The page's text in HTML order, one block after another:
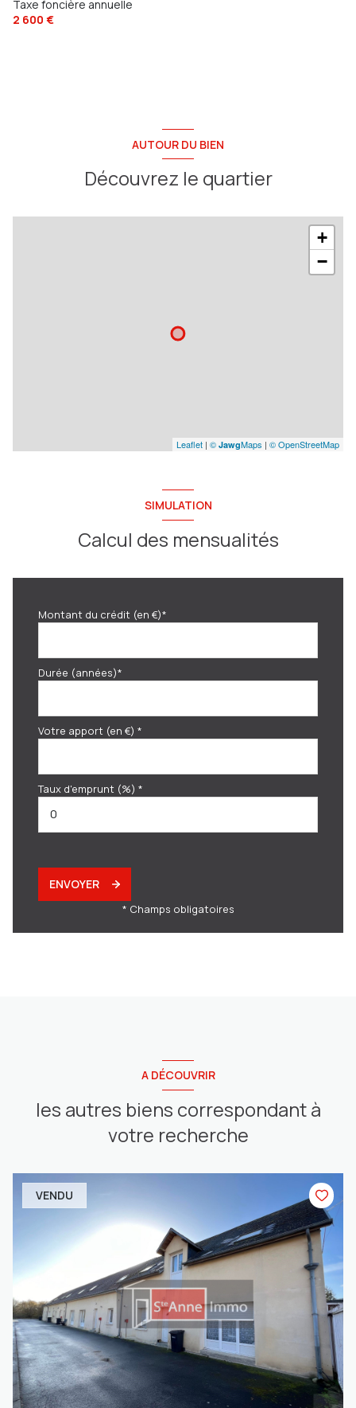
Taxe foncière annuelle
2 600 €
AUTOUR DU BIEN
Découvrez le quartier
+
−
Leaflet | © JawgMaps | © OpenStreetMap
SIMULATION
Calcul des mensualités
Montant du crédit (en €)*
Durée (années)*
Votre apport (en €) *
Taux d'emprunt (%) *
ENVOYER
* Champs obligatoires
A DÉCOUVRIR
les autres biens correspondant à
votre recherche
VENDU